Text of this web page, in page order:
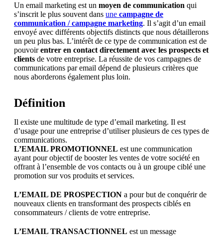
Un email marketing est un moyen de communication qui
s’inscrit le plus souvent dans une campagne de
communication / campagne marketing. Il s’agit d’un email
envoyé avec différents objectifs distincts que nous détaillerons
un peu plus bas. L’intérêt de ce type de communication est de
pouvoirentrer en contact directement avec les prospects et
clients de votre entreprise. La réussite de vos campagnes de
communications par email dépend de plusieurs critères que
nous aborderons également plus loin.
Définition
Il existe une multitude de type d’email marketing. Il est
d’usage pour une entreprise d’utiliser plusieurs de ces types de
communications.
L’EMAIL PROMOTIONNEL est une communication
ayant pour objectif de booster les ventes de votre société en
offrant à l’ensemble de vos contacts ou à un groupe ciblé une
promotion sur vos produits et services.
L’EMAIL DE PROSPECTION a pour but de conquérir de
nouveaux clients en transformant des prospects ciblés en
consommateurs / clients de votre entreprise.
L’EMAIL TRANSACTIONNEL est un message